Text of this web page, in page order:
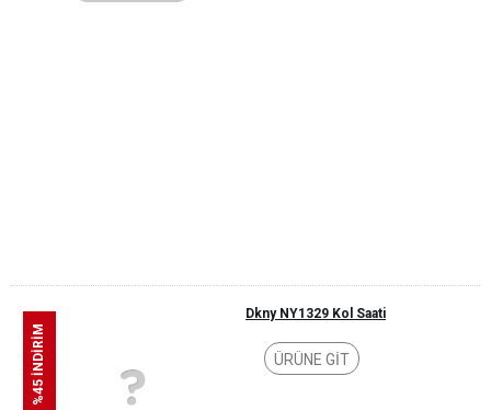
%45 İNDİRİM
Dkny NY1329 Kol Saati
ÜRÜNE GİT